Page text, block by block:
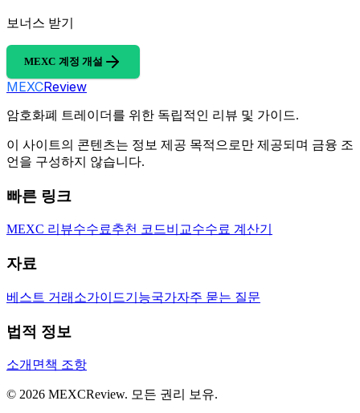
보너스 받기
MEXC 계정 개설
MEXCReview
암호화폐 트레이더를 위한 독립적인 리뷰 및 가이드.
이 사이트의 콘텐츠는 정보 제공 목적으로만 제공되며 금융 조
언을 구성하지 않습니다.
빠른 링크
MEXC 리뷰수수료추천 코드비교수수료 계산기
자료
베스트 거래소가이드기능국가자주 묻는 질문
법적 정보
소개 면책 조항
© 2026 MEXCReview. 모든 권리 보유.